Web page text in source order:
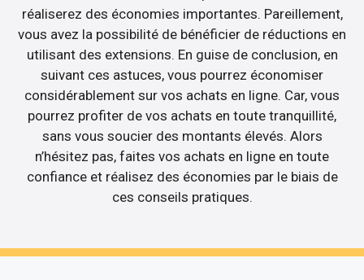
réaliserez des économies importantes. Pareillement,
vous avez la possibilité de bénéficier de réductions en
utilisant des extensions. En guise de conclusion, en
suivant ces astuces, vous pourrez économiser
considérablement sur vos achats en ligne. Car, vous
pourrez profiter de vos achats en toute tranquillité,
sans vous soucier des montants élevés. Alors
n’hésitez pas, faites vos achats en ligne en toute
confiance et réalisez des économies par le biais de
ces conseils pratiques.